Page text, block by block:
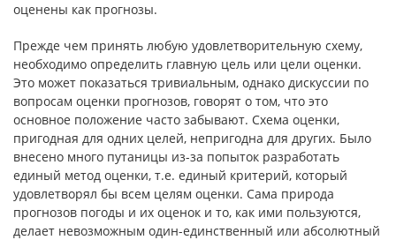
оценены как прогнозы.
Прежде чем принять любую удовлетворительную схему,
необходимо определить главную цель или цели оценки.
Это может показаться тривиальным, однако дискуссии по
вопросам оценки прогнозов, говорят о том, что это
основное положение часто забывают. Схема оценки,
пригодная для одних целей, непригодна для других. Было
внесено много путаницы из-за попыток разработать
единый метод оценки, т.е. единый критерий, который
удовлетворял бы всем целям оценки. Сама природа
прогнозов погоды и их оценок и то, как ими пользуются,
делает невозможным один-единственный или абсолютный